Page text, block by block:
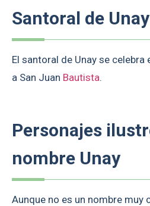
Santoral de Unay
El santoral de Unay se celebra
a San Juan Bautista.
Personajes
nombre Unay
Aunque no es un nombre muy